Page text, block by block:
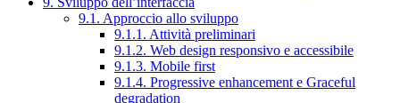
9.1. Approccio allo sviluppo
9.1.1. Attività preliminari
9.1.2. Web design responsivo e accessibile
9.1.3. Mobile first
9.1.4. Progressive enhancement e Graceful
degradation